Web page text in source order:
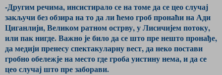
-Другим речима, инсистирало се на томе да се цео случај
закључи без обзира на то да ли ћемо гроб пронаћи на Ади
Циганлији, Великом ратном острву, у Лисичијем потоку,
или пак нигде. Важно је било да се што пре нешто пронађе,
да медији пренесу спектакуларну вест, да неко постави
гробно обележје на место где гроба уистину нема, и да се
цео случај што пре заборави.